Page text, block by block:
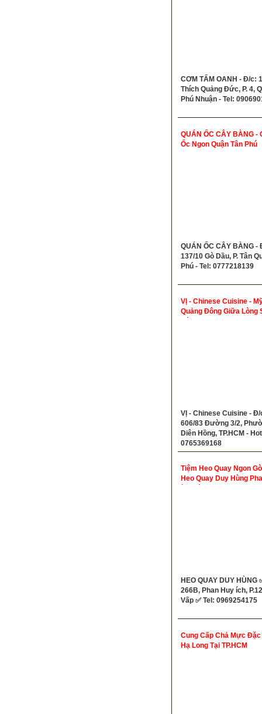
CƠM TẤM OANH - Đ/c:
Thích Quảng Đức, P. 4,
Phú Nhuận - Tel:
QUÁN ỐC CÂY BÀNG -
Ốc Ngon Quận Tân Phú
QUÁN ỐC CÂY BÀNG -
137/10 Gò Dầu, P. Tân
Phú - Tel: 0777218139
VỊ - Chinese Cuisine -
Quảng Đông Giữa Lòng
VỊ - Chinese Cuisine - Đ/
606/83 Đường 3/2,
Diên Hồng, TP.HCM -
0765369168
Tiệm Heo Quay Ngon
Heo Quay Duy Hùng
HEO QUAY DUY HÙNG
266B, Phan Huy ích,
Vấp ✅ Tel: 0969254175
Cung Cấp Chả Mực Đặc
Hạ Long Tại TP.HCM